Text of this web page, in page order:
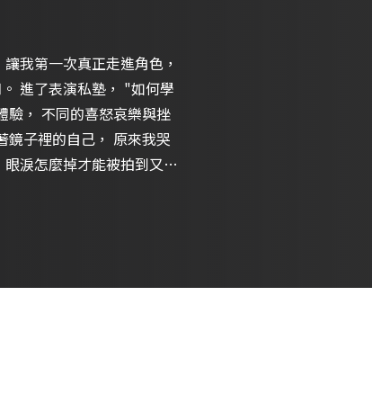
驗， 不同的喜怒哀樂與挫
鏡子裡的自己， 原來我哭
淚怎麼掉才能被拍到又拍